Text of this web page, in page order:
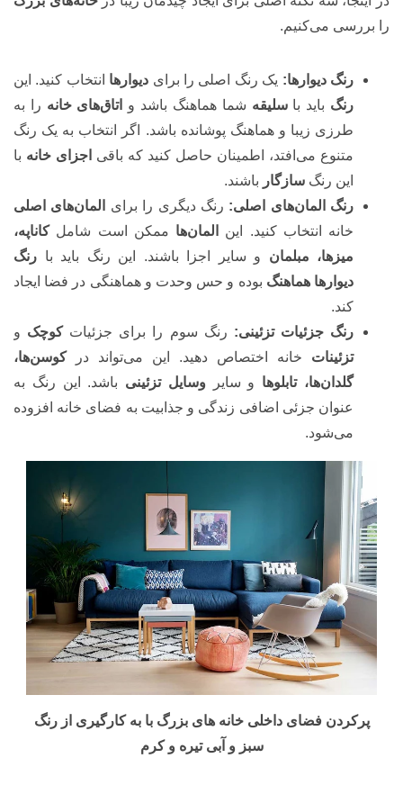
را بررسی می‌کنیم.
رنگ دیوارها: یک رنگ اصلی را برای دیوارها انتخاب کنید. این
رنگ باید باسلیقه شما هماهنگ باشد و اتاق‌های خانه را به
طرزی زیبا و هماهنگ پوشانده باشد. اگر انتخاب به یک رنگ
متنوع می‌افتد، اطمینان حاصل کنید که باقی اجزای خانه با
این رنگ سازگار باشند.
رنگ المان‌های اصلی: رنگ دیگری را برای
المان‌های اصلی
خانه انتخاب کنید. این
المان‌ها ممکن است شاملکاناپه،
میزها، مبلمان و سایر اجزا باشند. این رنگ باید با رنگ
دیوارها هماهنگ بوده و حس وحدت و هماهنگی در فضا ایجاد
کند.
رنگ جزئیات تزئینی: رنگ سوم را برای جزئیاتکوچک و
تزئینات خانه اختصاص دهید. این می‌تواند درکوسن‌ها،
گلدان‌ها، تابلوها و سایروسایل تزئینی باشد. این رنگ به
عنوان جزئی اضافی زندگی و جذابیت به فضای خانه افزوده
می‌شود.
پرکردن فضای داخلی خانه های بزرگ با به کارگیری از رنگ
سبز و آبی تیره و کرم